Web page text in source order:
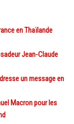
en Thaïlande
Jean-Claude
un message en
Macron pour les